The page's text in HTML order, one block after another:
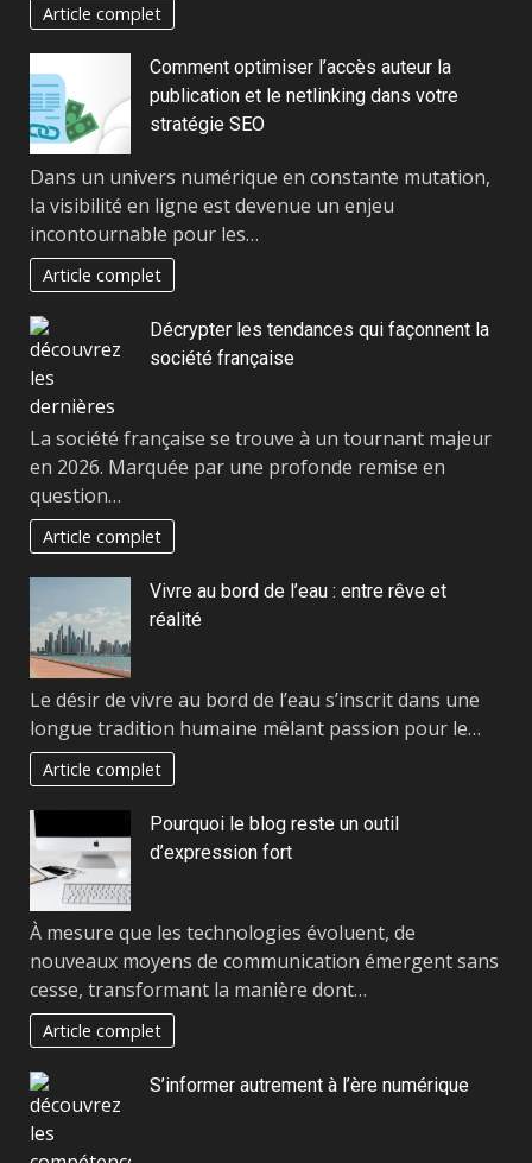
Article complet
Comment optimiser l’accès auteur la
publication et le netlinking dans votre
stratégie SEO
Dans un univers numérique en constante mutation,
la visibilité en ligne est devenue un enjeu
incontournable pour les…
Article complet
Décrypter les tendances qui façonnent la
société française
La société française se trouve à un tournant majeur
en 2026. Marquée par une profonde remise en
question…
Article complet
Vivre au bord de l’eau : entre rêve et
réalité
Le désir de vivre au bord de l’eau s’inscrit dans une
longue tradition humaine mêlant passion pour le…
Article complet
Pourquoi le blog reste un outil
d’expression fort
À mesure que les technologies évoluent, de
nouveaux moyens de communication émergent sans
cesse, transformant la manière dont…
Article complet
S’informer autrement à l’ère numérique